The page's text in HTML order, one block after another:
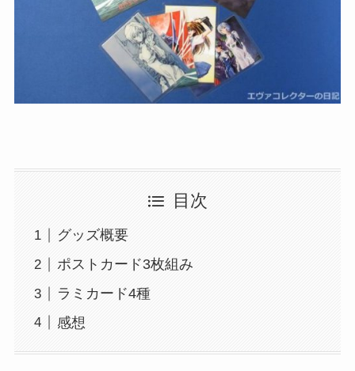
目次
グッズ概要
ポストカード3枚組み
ラミカード4種
感想